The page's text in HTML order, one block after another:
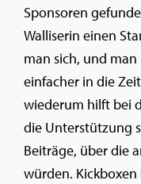
Sponsoren
Walliserin einen
man sich, und
einfacher in die
wiederum hilft bei
die Unterstützung
Beiträge, über die
würden.